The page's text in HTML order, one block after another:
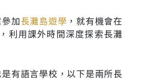
加 長灘島遊學 ，就有機會在
利用課外時間深度探索長灘
有語言學校，以下是兩所長